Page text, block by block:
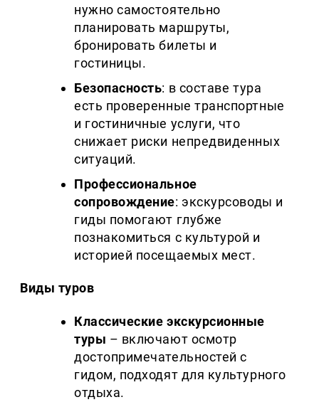
нужно самостоятельно
планировать маршруты,
бронировать билеты и
гостиницы.
Безопасность: в составе тура
есть проверенные транспортные
и гостиничные услуги, что
снижает риски непредвиденных
ситуаций.
Профессиональное
сопровождение: экскурсоводы и
гиды помогают глубже
познакомиться с культурой и
историей посещаемых мест.
Виды туров
Классические экскурсионные
туры – включают осмотр
достопримечательностей с
гидом, подходят для культурного
отдыха.